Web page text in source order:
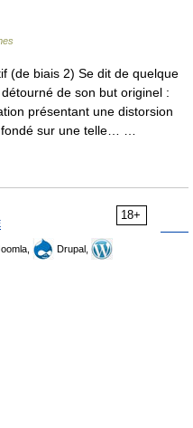
(de biais 2) Se dit de quelque
de son but originel :
présentant une distorsion
fondé sur une telle… …
18+
Drupal,